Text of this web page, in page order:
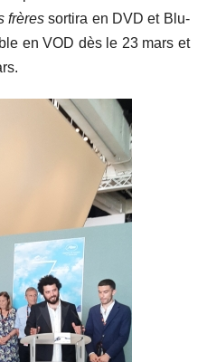
frèressortira en DVD et Blu-
en VOD dès le 23 mars et